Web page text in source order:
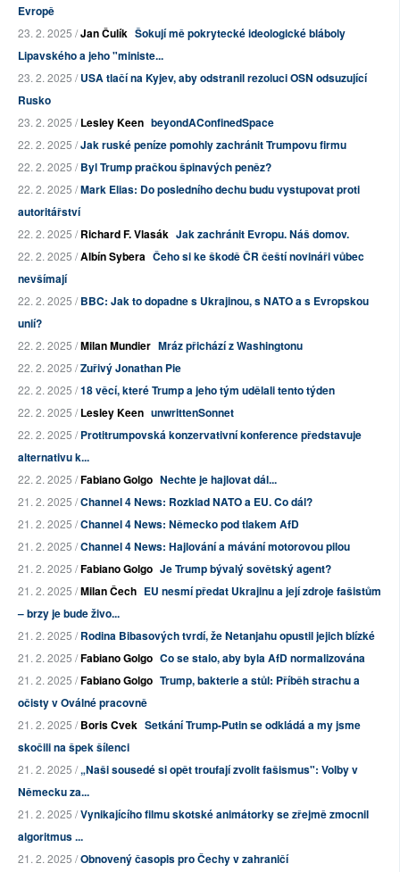
Evropě
23. 2. 2025 /Jan Čulík Šokují mě pokrytecké ideologické bláboly
Lipavského a jeho "ministe...
23. 2. 2025 /USA tlačí na Kyjev, aby odstranil rezoluci OSN odsuzující
Rusko
23. 2. 2025 /Lesley Keen beyondAConfinedSpace
22. 2. 2025 /Jak ruské peníze pomohly zachránit Trumpovu firmu
22. 2. 2025 /Byl Trump pračkou špinavých peněz?
22. 2. 2025 /Mark Elias: Do posledního dechu budu vystupovat proti
autoritářství
22. 2. 2025 /Richard F. Vlasák Jak zachránit Evropu. Náš domov.
22. 2. 2025 /Albín Sybera Čeho si ke škodě ČR čeští novináři vůbec
nevšímají
22. 2. 2025 /BBC: Jak to dopadne s Ukrajinou, s NATO a s Evropskou
unií?
22. 2. 2025 /Milan Mundier Mráz přichází z Washingtonu
22. 2. 2025 /Zuřivý Jonathan Pie
22. 2. 2025 /18 věcí, které Trump a jeho tým udělali tento týden
22. 2. 2025 /Lesley Keen unwrittenSonnet
22. 2. 2025 /Protitrumpovská konzervativní konference představuje
alternativu k...
22. 2. 2025 /Fabiano Golgo Nechte je hajlovat dál...
21. 2. 2025 /Channel 4 News: Rozklad NATO a EU. Co dál?
21. 2. 2025 /Channel 4 News: Německo pod tlakem AfD
21. 2. 2025 /Channel 4 News: Hajlování a mávání motorovou pilou
21. 2. 2025 /Fabiano Golgo Je Trump bývalý sovětský agent?
21. 2. 2025 /Milan Čech EU nesmí předat Ukrajinu a její zdroje fašistům
– brzy je bude živo...
21. 2. 2025 /Rodina Bibasových tvrdí, že Netanjahu opustil jejich blízké
21. 2. 2025 /Fabiano Golgo Co se stalo, aby byla AfD normalizována
21. 2. 2025 /Fabiano Golgo Trump, bakterie a stůl: Příběh strachu a
očisty v Oválné pracovně
21. 2. 2025 /Boris Cvek Setkání Trump-Putin se odkládá a my jsme
skočili na špek šílenci
21. 2. 2025 /„Naši sousedé si opět troufají zvolit fašismus": Volby v
Německu za...
21. 2. 2025 /Vynikajícího filmu skotské animátorky se zřejmě zmocnil
algoritmus ...
21. 2. 2025 /Obnovený časopis pro Čechy v zahraničí